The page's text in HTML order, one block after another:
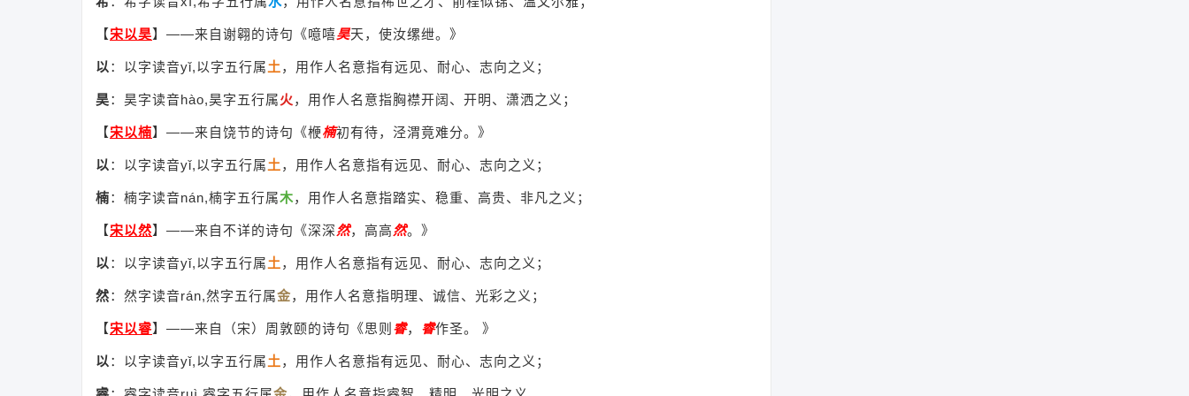
【宋以昊】 ——来自谢翱的诗句《噫嘻昊天，使汝缧绁。》
以 ：以字读音yǐ,以字五行属土 ，用作人名意指有远见、耐心、志向之义；
昊：昊字读音hào,昊字五行属火，用作人名意指胸襟开阔、开明、潇洒之义；
【宋以楠】 ——来自饶节的诗句《楩楠初有待，泾渭竟难分。》
以 ：以字读音yǐ,以字五行属土 ，用作人名意指有远见、耐心、志向之义；
楠：楠字读音nán,楠字五行属木，用作人名意指踏实、稳重、高贵、非凡之义；
【宋以然】 ——来自不详的诗句《深深然，高高然。》
以 ：以字读音yǐ,以字五行属土 ，用作人名意指有远见、耐心、志向之义；
然：然字读音rán,然字五行属金，用作人名意指明理、诚信、光彩之义；
【宋以睿】 ——来自（宋）周敦颐的诗句《思则 睿， 睿作圣。 》
以 ：以字读音yǐ,以字五行属土 ，用作人名意指有远见、耐心、志向之义；